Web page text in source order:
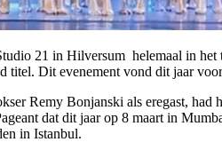
21 in Hilversum helemaal in
titel. Dit evenement vond dit jaar
Remy Bonjanski als eregast,
dat dit jaar op 8 maart in
in Istanbul.